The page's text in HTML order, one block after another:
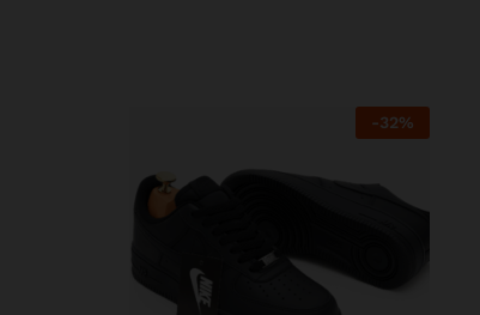
-32%